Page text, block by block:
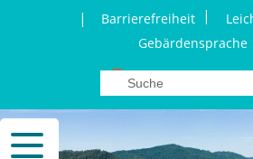
| Barrierefreiheit |
Gebärdensprache